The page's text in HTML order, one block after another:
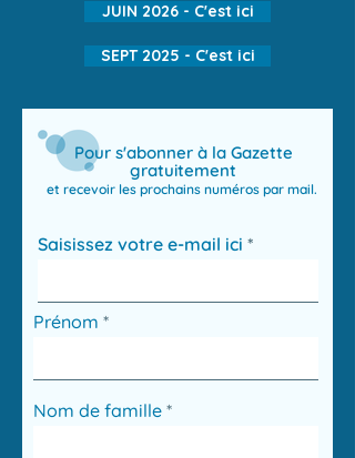
JUIN 2026 - C'est ici
SEPT 2025 - C'est ici
Pour s'abonner à la Gazette
gratuitement
et recevoir les prochains numéros par mail.
Saisissez votre e-mail ici
Prénom
Nom de famille